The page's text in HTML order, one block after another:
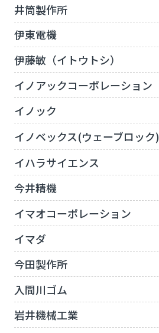
井筒製作所
伊東電機
伊藤敏（イトウトシ）
イノアックコーポレーション
イノック
イノベックス(ウェーブロック)
イハラサイエンス
今井精機
イマオコーポレーション
イマダ
今田製作所
入間川ゴム
岩井機械工業